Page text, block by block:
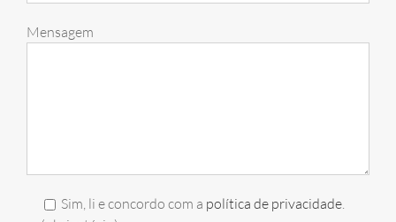
Mensagem
Sim, li e concordo com a política de privacidade